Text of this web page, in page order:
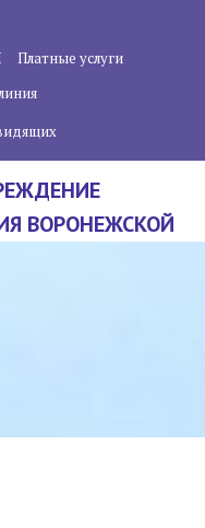
Платные услуги
ВОРОНЕЖСКОЙ